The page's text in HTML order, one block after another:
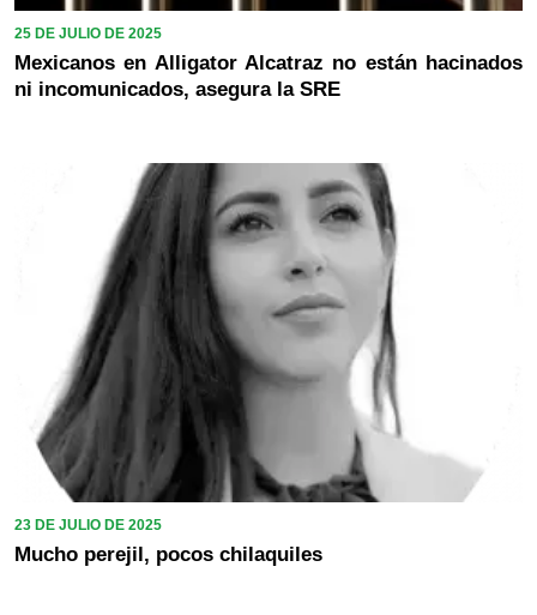
25 DE JULIO DE 2025
Mexicanos en Alligator Alcatraz no están hacinados
ni incomunicados, asegura la SRE
23 DE JULIO DE 2025
Mucho perejil, pocos chilaquiles